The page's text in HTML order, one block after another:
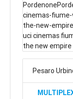
cinemas-
the-new-
uci cinemas
the new empire
Pesaro